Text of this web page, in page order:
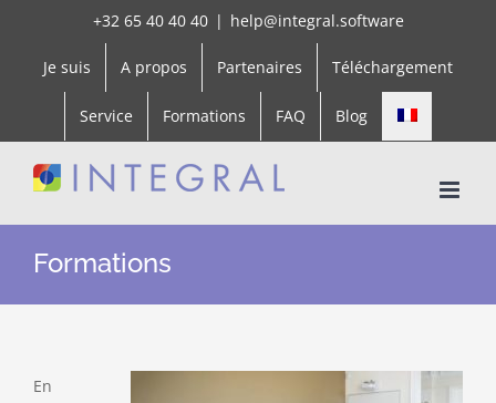
content
+32 65 40 40 40 | help@integral.software
Je suis A propos Partenaires Téléchargement
Service Formations FAQ Blog
Formations
En